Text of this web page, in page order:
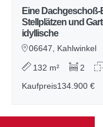
Eine
Stellplätzen und
idyllische
06647, Kahlwinkel
132 m² 2
Kaufpreis134.900 €